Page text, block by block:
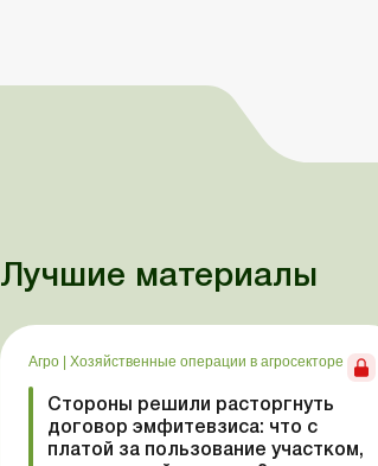
Лучшие материалы
Агро Хозяйственные операции в агросекторе
Стороны решили расторгнуть
договор эмфитевзиса: что с
платой за пользование участком,